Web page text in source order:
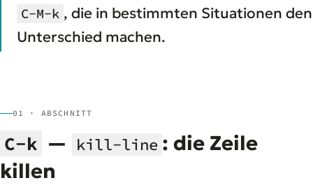
C-M-k , die in bestimmten Situationen den
Unterschied machen.
01 · ABSCHNITT
C-k — kill-line : die Zeile
killen